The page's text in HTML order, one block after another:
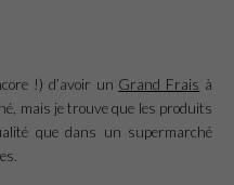
!) d’avoir un Grand Frais à
mais je trouve que les produits
que dans un supermarché